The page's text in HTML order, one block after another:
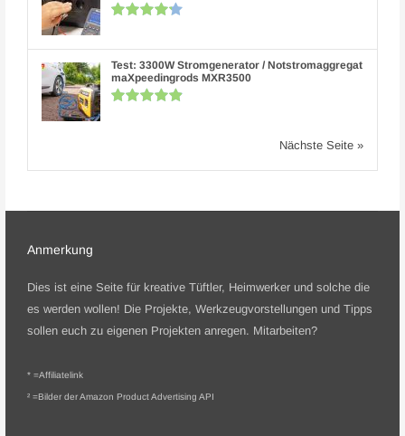
Test: 3300W Stromgenerator / Notstromaggregat
maXpeedingrods MXR3500
Nächste Seite »
Anmerkung
Dies ist eine Seite für kreative Tüftler, Heimwerker und solche die
es werden wollen! Die Projekte, Werkzeugvorstellungen und Tipps
sollen euch zu eigenen Projekten anregen. Mitarbeiten?
* =Affiliatelink
² =Bilder der Amazon Product Advertising API